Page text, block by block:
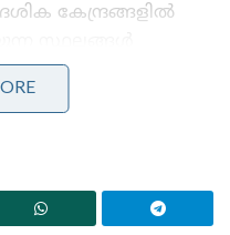
കേന്ദ്രങ്ങളിൽ
ഇന്ത്യൻ
പൂർവ്വികരുടെ